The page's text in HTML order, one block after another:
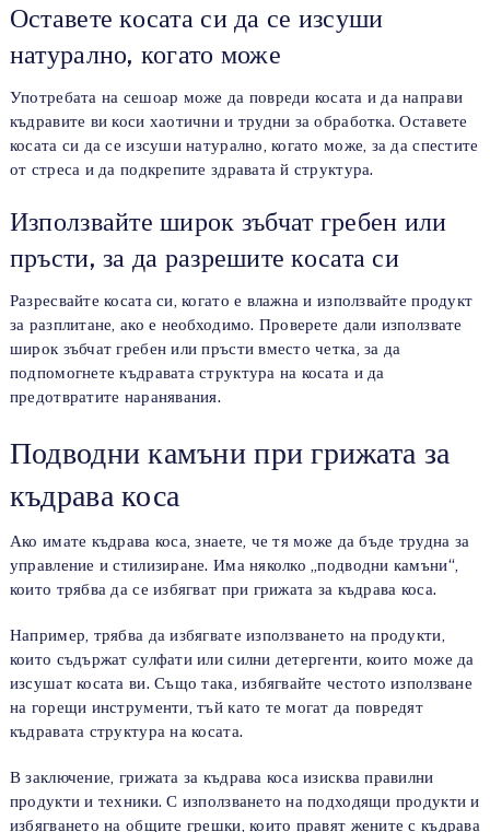
Оставете косата си да се изсуши
натурално, когато може
Употребата на сешоар може да повреди косата и да направи
къдравите ви коси хаотични и трудни за обработка. Оставете
косата си да се изсуши натурално, когато може, за да спестите
от стреса и да подкрепите здравата й структура.
Използвайте широк зъбчат гребен или
пръсти, за да разрешите косата си
Разресвайте косата си, когато е влажна и използвайте продукт
за разплитане, ако е необходимо. Проверете дали използвате
широк зъбчат гребен или пръсти вместо четка, за да
подпомогнете къдравата структура на косата и да
предотвратите наранявания.
Подводни камъни при грижата за
къдрава коса
Ако имате къдрава коса, знаете, че тя може да бъде трудна за
управление и стилизиране. Има няколко „подводни камъни“,
които трябва да се избягват при грижата за къдрава коса.
Например, трябва да избягвате използването на продукти,
които съдържат сулфати или силни детергенти, които може да
изсушат косата ви. Също така, избягвайте честото използване
на горещи инструменти, тъй като те могат да повредят
къдравата структура на косата.
В заключение, грижата за къдрава коса изисква правилни
продукти и техники. С използването на подходящи продукти и
избягването на общите грешки, които правят жените с къдрава